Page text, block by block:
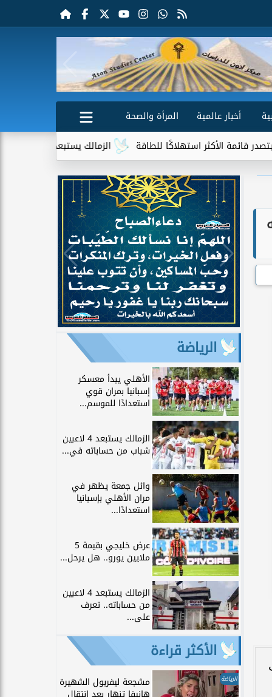
أخبار عالمية
المرأة والصحة
الزمالك يستبعد 4 لاعبين شباب من حساباته في الموسم الجديد
للطاقة
الرياضة
الأهلي يبدأ معسكر
إسبانيا بمران قوي
استعدادًا للموسم...
الزمالك يستبعد 4 لاعبين
شباب من حساباته في...
وائل جمعة يظهر في
مران الأهلي بإسبانيا
استعدادًا...
عرض خليجي بقيمة 5
ملايين يورو.. هل يرحل...
الزمالك يستبعد 4 لاعبين
من حساباته.. تعرف
على...
الأكثر قراءة
الرياضة مشجعة ليفربول الشهيرة